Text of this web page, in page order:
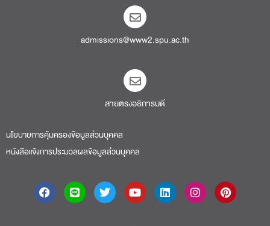
admissions@www2.spu.ac.th
สายตรงอธิการบดี​
นโยบายการคุ้มครองข้อมูลส่วนบุคคล
หนังสือแจ้งการประมวลผลข้อมูลส่วนบุคคล